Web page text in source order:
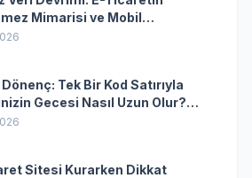
Mimarisi ve Mobil
Kurumsal Anahtarı
Tek Bir Kod Satırıyla
Gecesi Nasıl Uzun Olur?
Yazılımın Güçlü Rolü)
Sitesi Kurarken Dikkat